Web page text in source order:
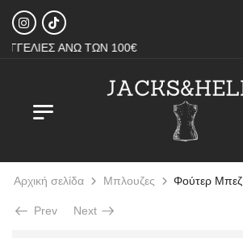
ΑΝΩ ΤΩΝ 100€
Αρχική σελίδα Μπλουζες Φούτερ Μπεζ
Prev Next